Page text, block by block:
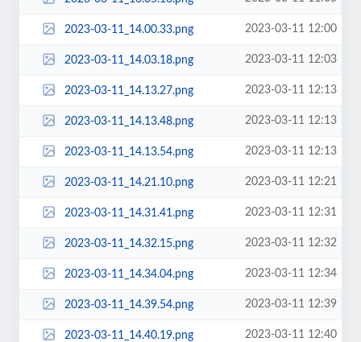
2023-03-11_14.00.33.png 2023-03-11 12:00
2023-03-11_14.03.18.png 2023-03-11 12:03
2023-03-11_14.13.27.png 2023-03-11 12:13
2023-03-11_14.13.48.png 2023-03-11 12:13
2023-03-11_14.13.54.png 2023-03-11 12:13
2023-03-11_14.21.10.png 2023-03-11 12:21
2023-03-11_14.31.41.png 2023-03-11 12:31
2023-03-11_14.32.15.png 2023-03-11 12:32
2023-03-11_14.34.04.png 2023-03-11 12:34
2023-03-11_14.39.54.png 2023-03-11 12:39
2023-03-11_14.40.19.png 2023-03-11 12:40